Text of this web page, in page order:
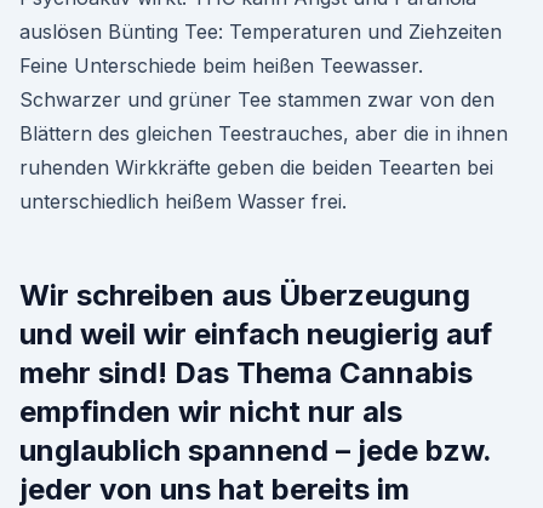
auslösen Bünting Tee: Temperaturen und Ziehzeiten
Feine Unterschiede beim heißen Teewasser.
Schwarzer und grüner Tee stammen zwar von den
Blättern des gleichen Teestrauches, aber die in ihnen
ruhenden Wirkkräfte geben die beiden Teearten bei
unterschiedlich heißem Wasser frei.
Wir schreiben aus Überzeugung
und weil wir einfach neugierig auf
mehr sind! Das Thema Cannabis
empfinden wir nicht nur als
unglaublich spannend – jede bzw.
jeder von uns hat bereits im